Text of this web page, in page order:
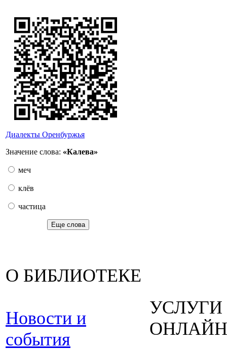
Диалекты Оренбуржья
Значение слова: «Калева»
меч
клёв
частица
Еще слова
О БИБЛИОТЕКЕ
Новости и
события
УСЛУГИ
ОНЛАЙН